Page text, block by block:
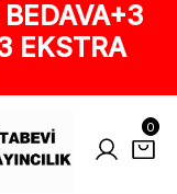
EKSTRA
0